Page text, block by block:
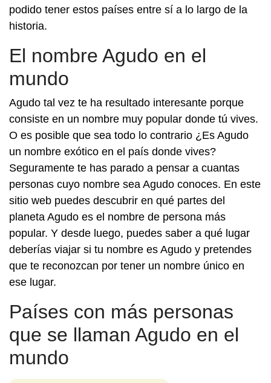
podido tener estos países entre sí a lo largo de la
historia.
El nombre Agudo en el
mundo
Agudo tal vez te ha resultado interesante porque
consiste en un nombre muy popular donde tú vives.
O es posible que sea todo lo contrario ¿Es Agudo
un nombre exótico en el país donde vives?
Seguramente te has parado a pensar a cuantas
personas cuyo nombre sea Agudo conoces. En este
sitio web puedes descubrir en qué partes del
planeta Agudo es el nombre de persona más
popular. Y desde luego, puedes saber a qué lugar
deberías viajar si tu nombre es Agudo y pretendes
que te reconozcan por tener un nombre único en
ese lugar.
Países con más personas
que se llaman Agudo en el
mundo